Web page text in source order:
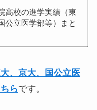
高校の進学実績（東
公立医学部等）まと
、京大、国公立医
らです。